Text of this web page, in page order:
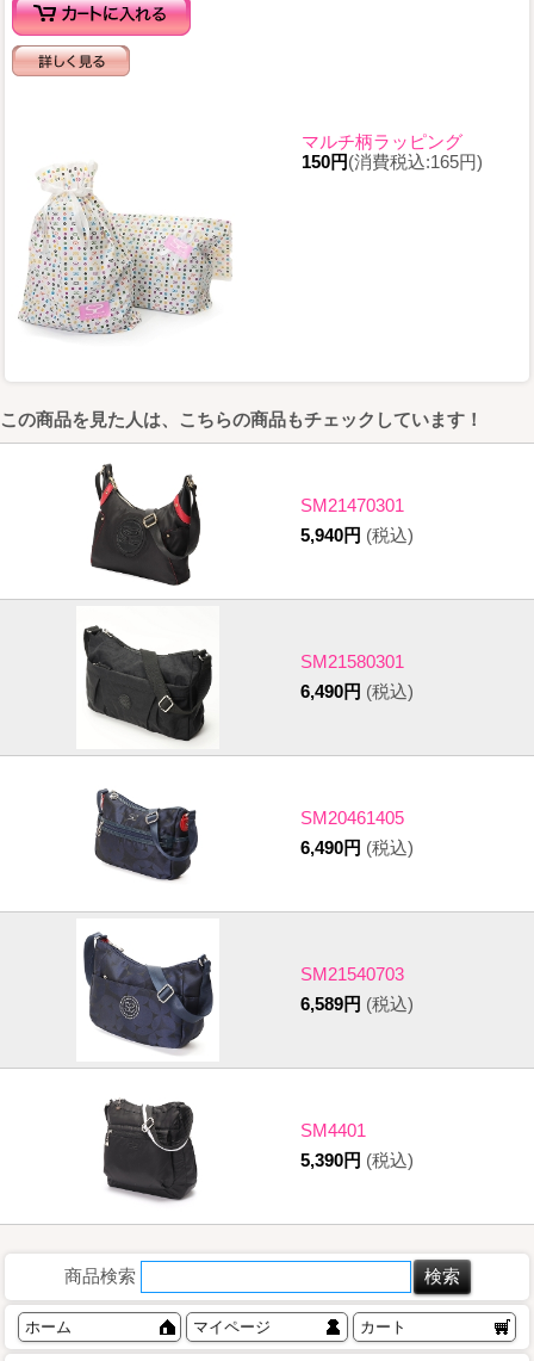
マルチ柄ラッピング
150円(消費税込:165円)
この商品を見た人は、こちらの商品もチェックしています！
SM21470301
5,940円 (税込)
SM21580301
6,490円 (税込)
SM20461405
6,490円 (税込)
SM21540703
6,589円 (税込)
SM4401
5,390円 (税込)
商品検索
ホーム マイページ カート